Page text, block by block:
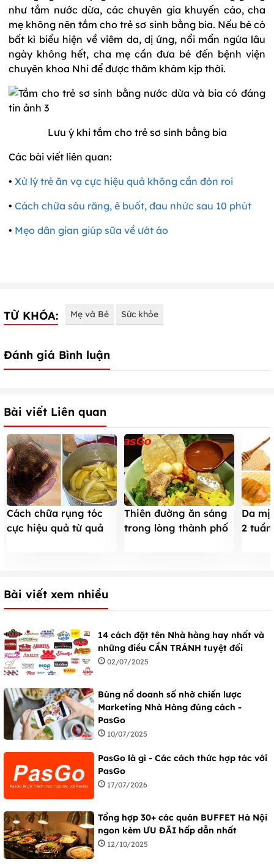
như tắm nước dừa, các chuyên gia khuyến cáo, cha
mẹ không nên tắm cho trẻ sơ sinh bằng bia. Nếu bé có
bất kì biểu hiện về viêm da, dị ứng, nổi mẩn ngứa lâu
ngày không hết, cha mẹ cần đưa bé đến bệnh viện
chuyên khoa Nhi để được thăm khám kịp thời.
Lưu ý khi tắm cho trẻ sơ sinh bằng bia
Các bài viết liên quan:
• Xử lý trẻ ăn vạ cực hiệu quả không cần đòn roi
• Cách chữa sâu răng, ê buốt, đau nhức sau 10 phút
• Mẹo dân gian giúp sữa về ướt áo
TỪ KHÓA: Mẹ và Bé Sức khỏe
Đánh giá Bình luận
Bài viết Liên quan
Cách chữa rụng tóc
cực hiệu quả từ quả
Thiên đường ăn sáng
trong lòng thành phố
Da
2
Bài viết xem nhiều
14 cách đặt tên Nhà hàng hay nhất và
những điều CẦN TRÁNH tuyệt đối
02/07/2025
Bùng nổ doanh số nhờ chiến lược
Marketing Nhà Hàng đúng cách -
PasGo
10/07/2025
PasGo là gì - Các cách thức hợp tác với
PasGo
17/07/2026
Tổng hợp 30+ các quán BUFFET Hà Nội
ngon kèm ƯU ĐÃI hấp dẫn nhất
12/10/2025